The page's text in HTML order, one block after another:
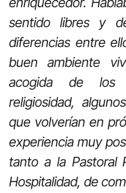
sentido libres y
diferencias entre
buen ambiente
acogida de los
religiosidad,
que volverían en
experiencia muy
tanto a la Pastoral
Hospitalidad, de